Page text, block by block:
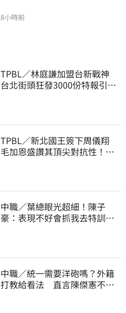
8小時前
TPBL／林庭謙加盟台新戰神
台北街頭狂發3000份特報引爆
TPBL／新北國王簽下周儀翔
毛加恩盛讚其頂尖對抗性！盼
中職／葉總眼光超細！陳子
豪：表現不好會抓我去特訓
中職／統一需要洋砲嗎？外籍
打教給看法 直言陳傑憲不能